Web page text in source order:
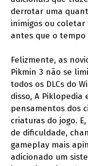
derrotar uma
inimigos ou coletar
antes que o tempo
Felizmente, as
Pikmin 3 não se
todos os DLCs do
disso, A
pensamentos dos
criaturas do jogo.
de dificuldade,
gameplay mais
adicionado um